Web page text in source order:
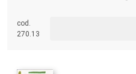
creativi, quanto per coloro che si
e siano alla ricerca di un manuale
cod.
270.13